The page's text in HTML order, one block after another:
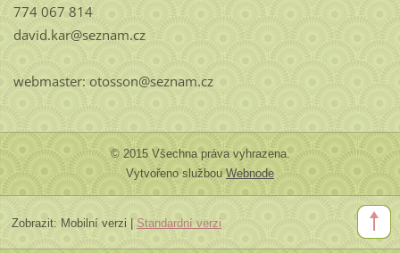
774 067 814
david.kar@seznam.cz
webmaster: otosson@seznam.cz
© 2015 Všechna práva vyhrazena.
Vytvořeno službouWebnode
Zobrazit: Mobilní verzi Standardní verzi